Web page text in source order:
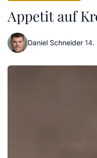
Appetit auf
Daniel Schneider·14.